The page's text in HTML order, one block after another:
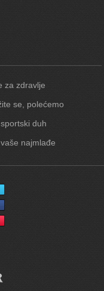
za zdravlje
se, polećemo
duh
najmlađe